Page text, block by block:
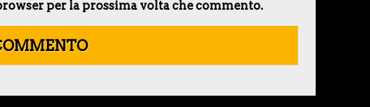
per la prossima volta che commento.